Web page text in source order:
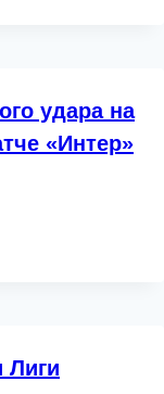
удара на
«Интер»
Лиги